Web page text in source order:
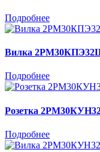
Подробнее
Вилка
Подробнее
Розетка
Подробнее